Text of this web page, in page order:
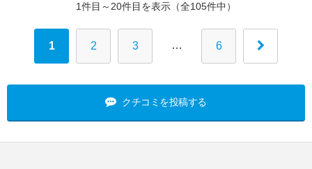
1件目～20件目を表示（全105件中）
1 2 3 … 6
クチコミを投稿する